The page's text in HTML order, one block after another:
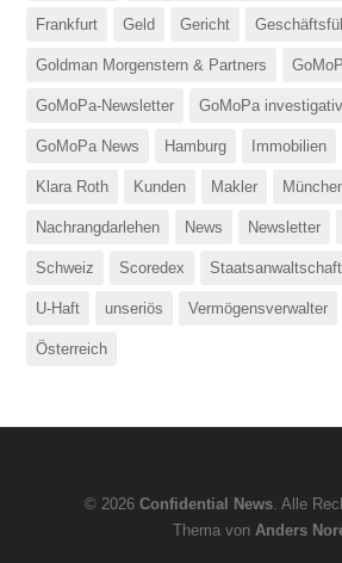
Frankfurt Geld Gericht
Goldman Morgenstern & Partners
GoMoPa-Newsletter GoMoPa
GoMoPa News Hamburg Immobilien
Klara Roth Kunden Makler
Nachrangdarlehen News Newsletter
Schweiz Scoredex Staatsanwaltschaft
U-Haft unseriös Vermögensverwalter
Österreich
© 2026 Confidential News. Alle
Thema von Anders